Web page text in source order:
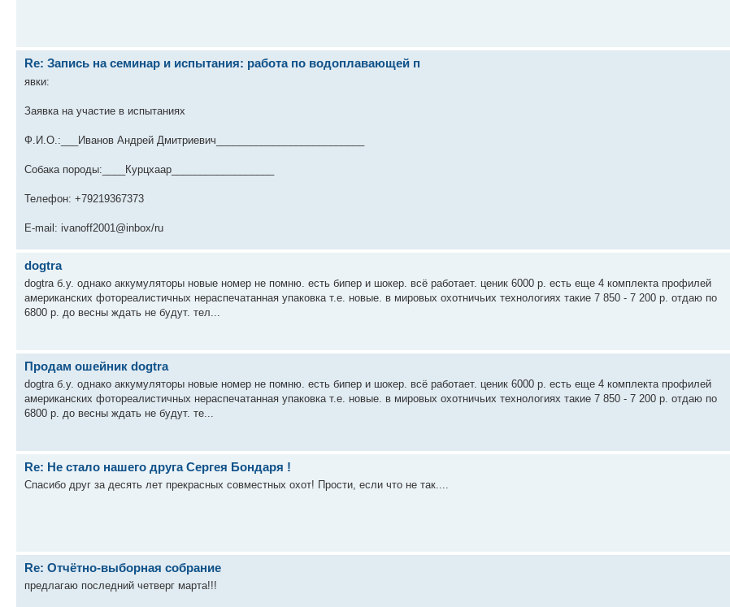
Re: Запись на семинар и испытания: работа по водоплавающей п
явки:
Заявка на участие в испытаниях
Ф.И.О.:___Иванов Андрей Дмитриевич__________________________
Собака породы:____Курцхаар__________________
Телефон: +79219367373
E-mail: ivanoff2001@inbox/ru
dogtra
dogtra б.у. однако аккумуляторы новые номер не помню. есть бипер и шокер. всё работает. ценик 6000 р. есть еще 4 комплекта профилей
американских фотореалистичных нераспечатанная упаковка т.е. новые. в мировых охотничьих технологиях такие 7 850 - 7 200 р. отдаю по
6800 р. до весны ждать не будут. тел...
Продам ошейник dogtra
dogtra б.у. однако аккумуляторы новые номер не помню. есть бипер и шокер. всё работает. ценик 6000 р. есть еще 4 комплекта профилей
американских фотореалистичных нераспечатанная упаковка т.е. новые. в мировых охотничьих технологиях такие 7 850 - 7 200 р. отдаю по
6800 р. до весны ждать не будут. те...
Re: Не стало нашего друга Сергея Бондаря !
Спасибо друг за десять лет прекрасных совместных охот! Прости, если что не так....
Re: Отчётно-выборная собрание
предлагаю последний четверг марта!!!